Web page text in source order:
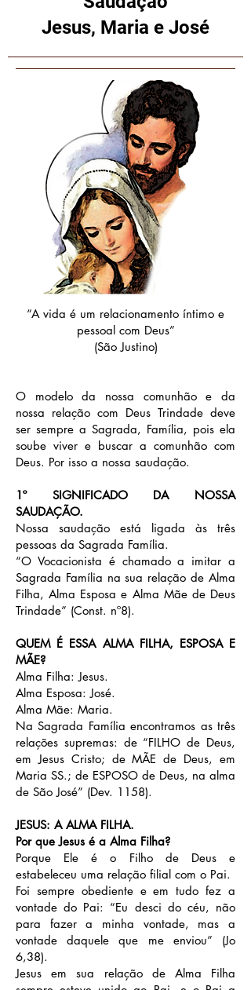
Jesus, Maria e José
“A vida é um relacionamento íntimo e
pessoal com Deus”
(São Justino)
O modelo da nossa comunhão e da
nossa relação com Deus Trindade deve
ser sempre a Sagrada, Família, pois ela
soube viver e buscar a comunhão com
Deus. Por isso a nossa saudação.
1º SIGNIFICADO DA NOSSA
SAUDAÇÃO.
Nossa saudação está ligada às três
pessoas da Sagrada Família.
“O Vocacionista é chamado a imitar a
Sagrada Família na sua relação de Alma
Filha, Alma Esposa e Alma Mãe de Deus
Trindade” (Const. nº8).
QUEM É ESSA ALMA FILHA, ESPOSA E
MÃE?
Alma Filha: Jesus.
Alma Esposa: José.
Alma Mãe: Maria.
Na Sagrada Família encontramos as três
relações supremas: de “FILHO de Deus,
em Jesus Cristo; de MÃE de Deus, em
Maria SS.; de ESPOSO de Deus, na alma
de São José” (Dev. 1158).
JESUS: A ALMA FILHA.
Por que Jesus é a Alma Filha?
Porque Ele é o Filho de Deus e
estabeleceu uma relação filial com o Pai.
Foi sempre obediente e em tudo fez a
vontade do Pai: “Eu desci do céu, não
para fazer a minha vontade, mas a
vontade daquele que me enviou” (Jo
6,38).
Jesus em sua relação de Alma Filha